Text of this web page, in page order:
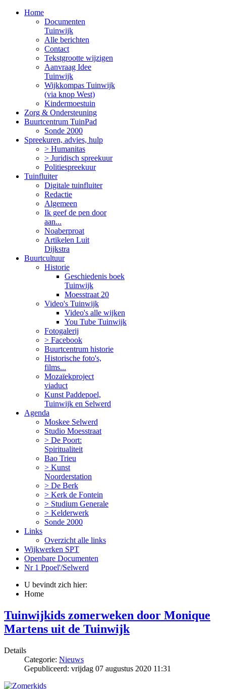
Home
Documenten
Tuinwijk
Alle berichten
Contact
Tekstgrootte wijzigen
Aanvraag Idee
Tuinwijk
Wijkkompas Tuinwijk
(via knop West)
Kindermoestuin
Zorg & Ondersteuning
Buurtcentrum TuinPad
Sonde 2000
Spreekuren, advies, hulp
> Humanitas
> Juridisch spreekuur
Politiespreekuur
Tuinfluiter
Digitale tuinfluiter
Redactie
Algemeen
Ik geef de pen door
aan...
Noaberproat
Artikelen Luit
Dijkstra
Buurtcultuur
Historie
Geschiedenis boek
Tuinwijk
Moesstraat 20
Video's Tuinwijk
Video's alle wijken
You Tube Tuinwijk
Fotogalerij
> Facebook
Buurtcentrum historie
Historische foto's,
films...
Mozaïekproject
viaduct
Kunst Paddepoel,
Tuinwijk en Selwerd
Agenda
Moskee Selwerd
Studio Moesstraat
> De Poort:
Spiritualiteit
Bao Trieu
> Kunst
Noorderstation
> De Berk
> Kerk de Fontein
> Studium Generale
> Kelderwerk
Sonde 2000
Links
Overzicht alle links
Wijkwerken SPT
Openbare Documenten
Nr 1 Ppoel'/Selwerd
U bevindt zich hier:
Home
Tuinwijkids zomerweken door Monique
Martens uit de Tuinwijk
Details
Categorie: Nieuws
Gepubliceerd: vrijdag 07 augustus 2020 11:31